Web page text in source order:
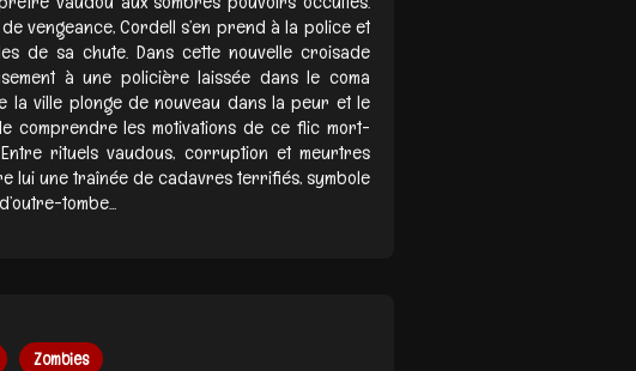
vengeance, Cordell s’en prend à la police et
de sa chute. Dans cette nouvelle croisade
à une policière laissée dans le coma
la ville plonge de nouveau dans la peur et le
comprendre les motivations de ce flic mort-
rituels vaudous, corruption et meurtres
lui une traînée de cadavres terrifiés, symbole
tombe...
Zombies